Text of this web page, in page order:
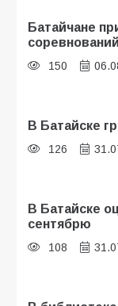
Батайчане
соревнований
150
В Батайске
126
В Батайске
сентябрю
108